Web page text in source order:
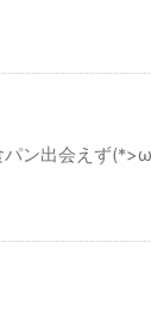
パン出会えず